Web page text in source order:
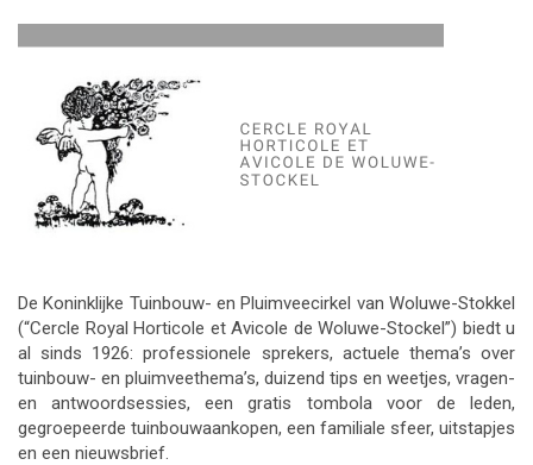
De Koninklijke Tuinbouw- en Pluimveecirkel van Woluwe-Stokkel
(“Cercle Royal Horticole et Avicole de Woluwe-Stockel”) biedt u
al sinds 1926: professionele sprekers, actuele thema’s over
tuinbouw- en pluimveethema’s, duizend tips en weetjes, vragen-
en antwoordsessies, een gratis tombola voor de leden,
gegroepeerde tuinbouwaankopen, een familiale sfeer, uitstapjes
en een nieuwsbrief.